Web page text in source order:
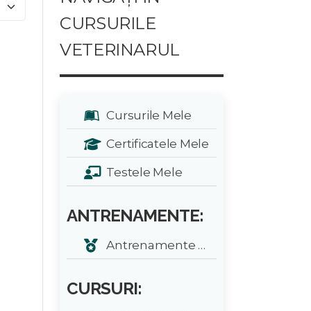
CURSURILE
VETERINARUL
Cursurile Mele
Certificatele Mele
Testele Mele
ANTRENAMENTE:
Antrenamente zilnice
CURSURI: